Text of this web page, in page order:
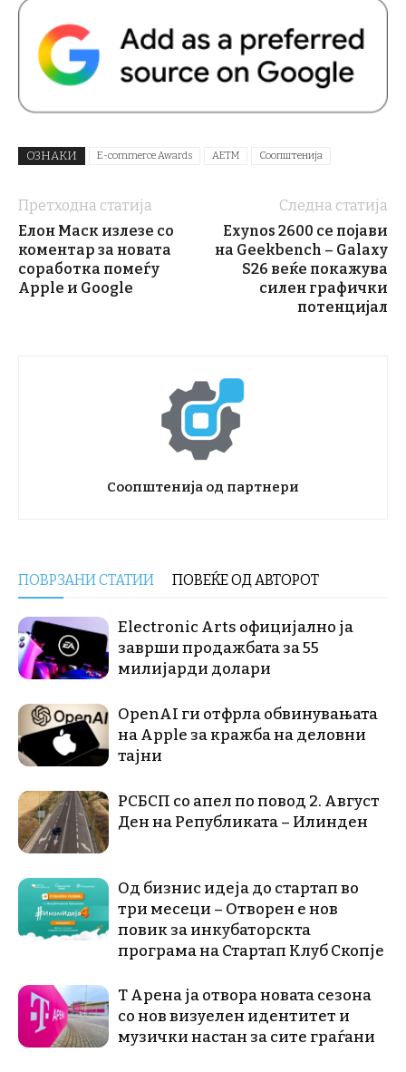
ОЗНАКИ E-commerce Awards АЕТМ Соопштенија
Претходна статија
Елон Маск излезе со
коментар за новата
соработка помеѓу
Apple и Google
Следна статија
Exynos 2600 се појави
на Geekbench – Galaxy
S26 веќе покажува
силен графички
потенцијал
Соопштенија од партнери
ПОВРЗАНИ СТАТИИ ПОВЕЌЕ ОД АВТОРОТ
Electronic Arts официјално ја
заврши продажбата за 55
милијарди долари
OpenAI ги отфрла обвинувањата
на Apple за кражба на деловни
тајни
РСБСП со апел по повод 2. Август
Ден на Републиката – Илинден
Од бизнис идеја до стартап во
три месеци – Отворен е нов
повик за инкубаторскта
програма на Стартап Клуб Скопје
Т Арена ја отвора новата сезона
со нов визуелен идентитет и
музички настан за сите граѓани